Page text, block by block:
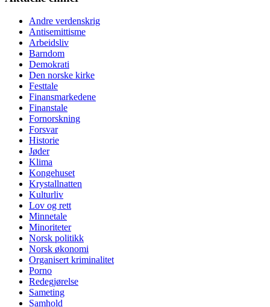
Andre verdenskrig
Antisemittisme
Arbeidsliv
Barndom
Demokrati
Den norske kirke
Festtale
Finansmarkedene
Finanstale
Fornorskning
Forsvar
Historie
Jøder
Klima
Kongehuset
Krystallnatten
Kulturliv
Lov og rett
Minnetale
Minoriteter
Norsk politikk
Norsk økonomi
Organisert kriminalitet
Porno
Redegjørelse
Sameting
Samhold